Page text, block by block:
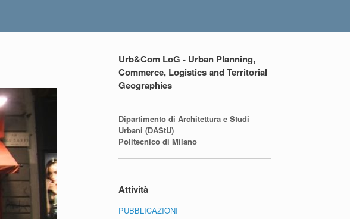
Urb&Com LoG - Urban Planning,
Commerce, Logistics and Territorial
Geographies
Dipartimento di Architettura e Studi
Urbani (DAStU)
Politecnico di Milano
Attività
PUBBLICAZIONI